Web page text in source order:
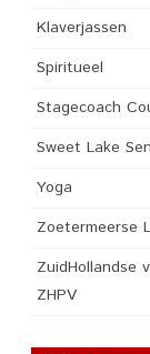
Klaverjassen
Spiritueel
Stagecoach
Sweet Lake
Yoga
Zoetermeerse
ZuidHollandse
ZHPV